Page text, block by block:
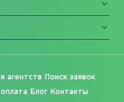
агентств Поиск заявок
Блог Контакты